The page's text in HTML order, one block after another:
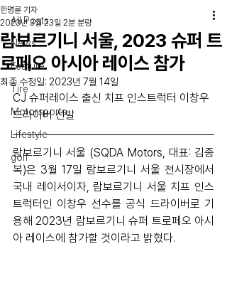
All Posts
News
Feature
Tire
Motorsports
Lifestyle
golf
람보르기니 서울, 2023 슈퍼 트
로페오 아시아 레이스 참가
한명륜 기자
2023년 3월 23일 2분 분량
최종 수정일: 2023년 7월 14일
CJ 슈퍼레이스 출신 치프 인스트럭터 이창우
드라이버 선발
람보르기니 서울 (SQDA Motors, 대표: 김종
복)은 3월 17일 람보르기니 서울 전시장에서
국내 레이서이자, 람보르기니 서울 치프 인스
트럭터인 이창우 선수를 공식 드라이버로 기
용해 2023년 람보르기니 슈퍼 트로페오 아시
아 레이스에 참가할 것이라고 밝혔다.